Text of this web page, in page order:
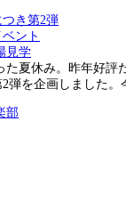
き第2弾
ント
見学
た夏休み。昨年好評
弾を企画しました。